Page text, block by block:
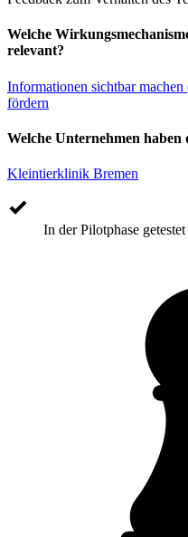
Welche
relevant?
Informationen sichtbar machen
fördern
Welche Unternehmen haben
Kleintierklinik Bremen
In der Pilotphase getestet